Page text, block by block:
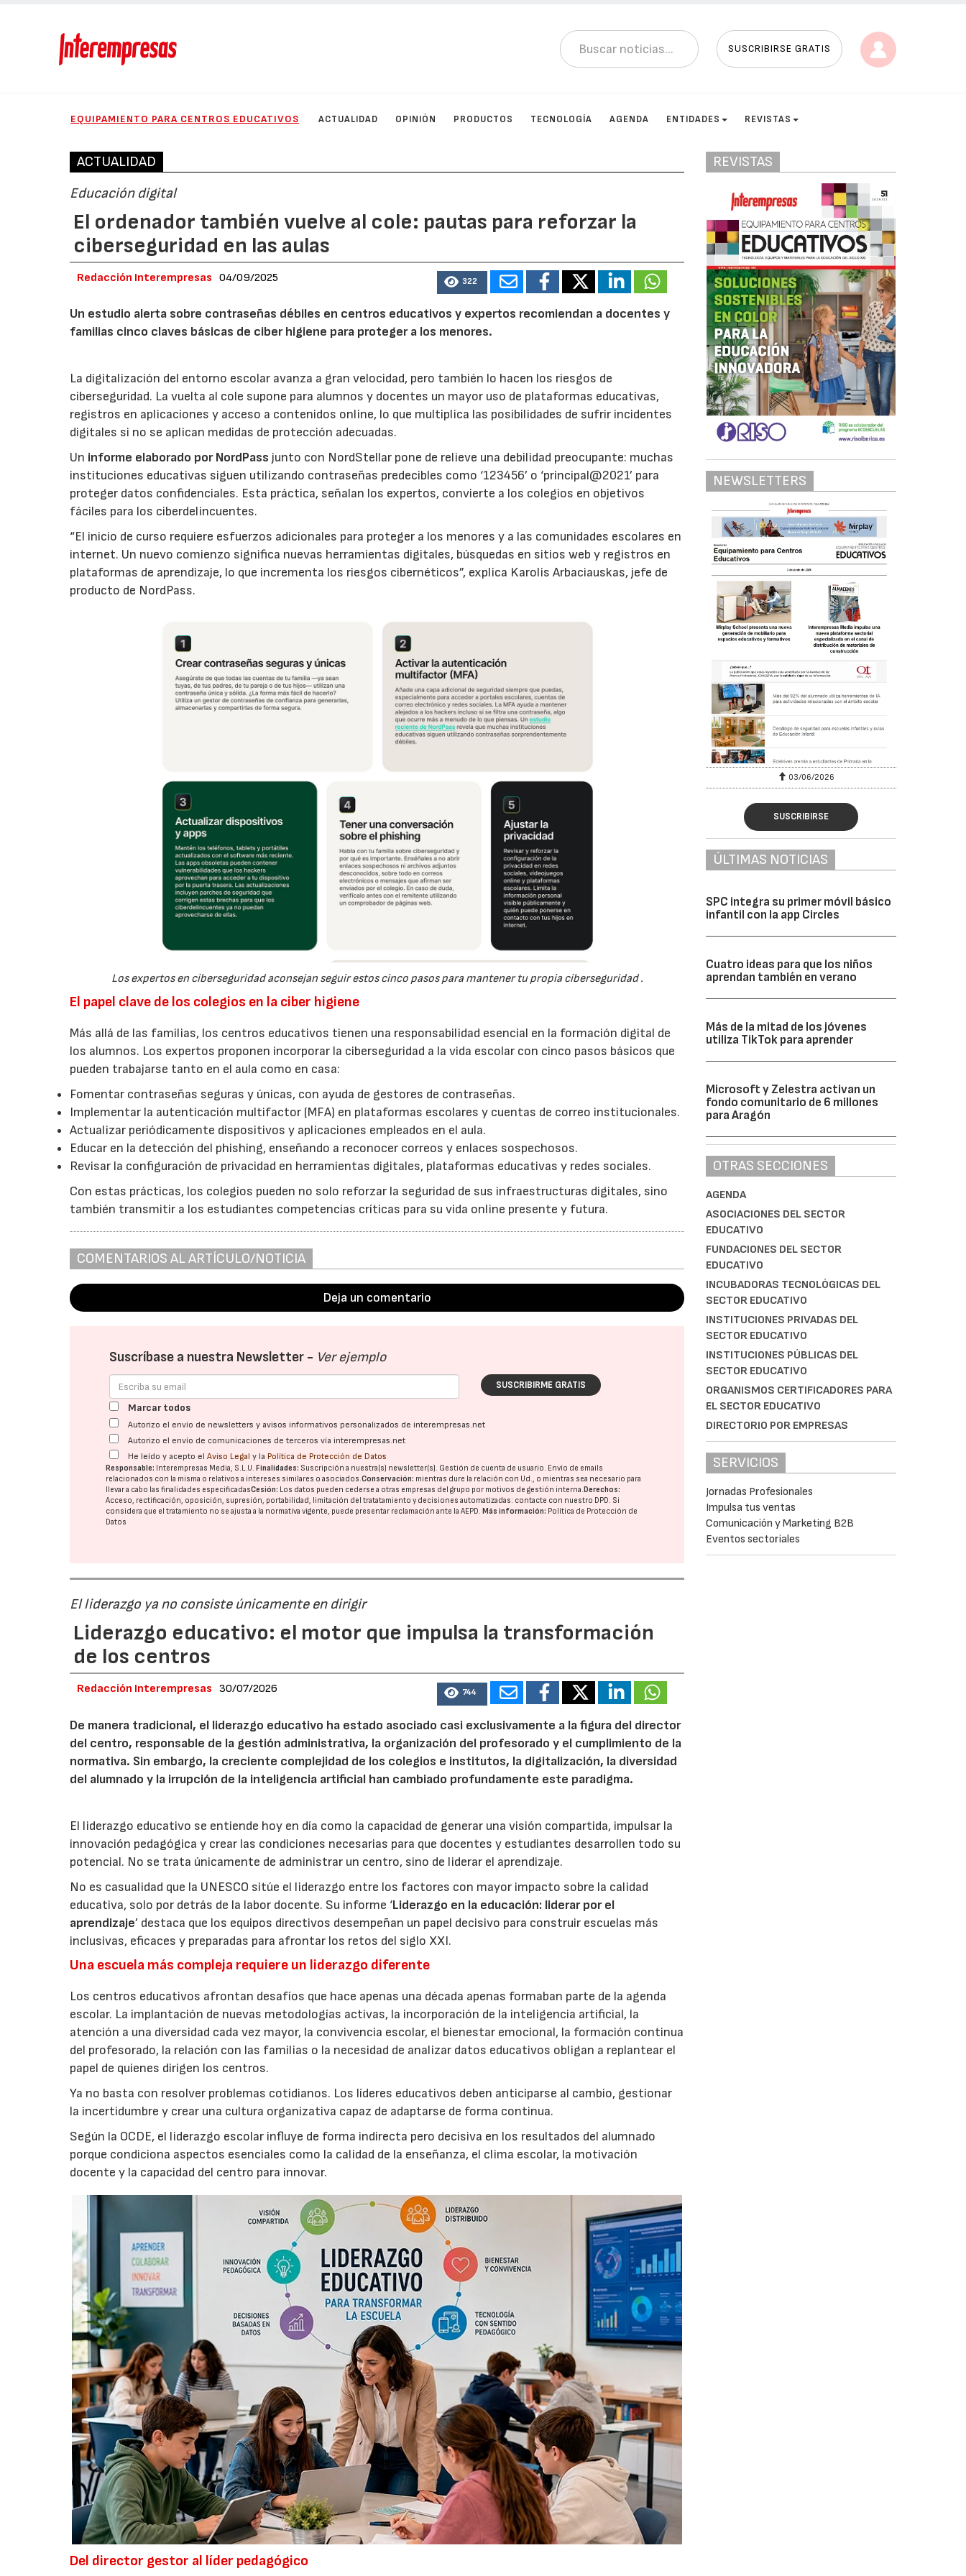
SUSCRIBIRSE GRATIS
EQUIPAMIENTO PARA CENTROS EDUCATIVOS ACTUALIDAD OPINIÓN PRODUCTOS TECNOLOGÍA AGENDA ENTIDADES REVISTAS
ACTUALIDAD
Educación digital
El ordenador también vuelve al cole: pautas para reforzar la
ciberseguridad en las aulas
Redacción Interempresas 04/09/2025 322
Un estudio alerta sobre contraseñas débiles en centros educativos y expertos recomiendan a docentes y
familias cinco claves básicas de ciber higiene para proteger a los menores.
La digitalización del entorno escolar avanza a gran velocidad, pero también lo hacen los riesgos de
ciberseguridad. La vuelta al cole supone para alumnos y docentes un mayor uso de plataformas educativas,
registros en aplicaciones y acceso a contenidos online, lo que multiplica las posibilidades de sufrir incidentes
digitales si no se aplican medidas de protección adecuadas.
Un informe elaborado por NordPass junto con NordStellar pone de relieve una debilidad preocupante: muchas
instituciones educativas siguen utilizando contraseñas predecibles como ‘123456’ o ‘principal@2021’ para
proteger datos confidenciales. Esta práctica, señalan los expertos, convierte a los colegios en objetivos
fáciles para los ciberdelincuentes.
“El inicio de curso requiere esfuerzos adicionales para proteger a los menores y a las comunidades escolares en
internet. Un nuevo comienzo significa nuevas herramientas digitales, búsquedas en sitios web y registros en
plataformas de aprendizaje, lo que incrementa los riesgos cibernéticos”, explica Karolis Arbaciauskas, jefe de
producto de NordPass.
Los expertos en ciberseguridad aconsejan seguir estos cinco pasos para mantener tu propia ciberseguridad .
El papel clave de los colegios en la ciber higiene
Más allá de las familias, los centros educativos tienen una responsabilidad esencial en la formación digital de
los alumnos. Los expertos proponen incorporar la ciberseguridad a la vida escolar con cinco pasos básicos que
pueden trabajarse tanto en el aula como en casa:
Fomentar contraseñas seguras y únicas, con ayuda de gestores de contraseñas.
Implementar la autenticación multifactor (MFA) en plataformas escolares y cuentas de correo institucionales.
Actualizar periódicamente dispositivos y aplicaciones empleados en el aula.
Educar en la detección del phishing, enseñando a reconocer correos y enlaces sospechosos.
Revisar la configuración de privacidad en herramientas digitales, plataformas educativas y redes sociales.
Con estas prácticas, los colegios pueden no solo reforzar la seguridad de sus infraestructuras digitales, sino
también transmitir a los estudiantes competencias críticas para su vida online presente y futura.
COMENTARIOS AL ARTÍCULO/NOTICIA
Deja un comentario
Suscríbase a nuestra Newsletter - Ver ejemplo
SUSCRIBIRME GRATIS
Marcar todos
Autorizo el envío de newsletters y avisos informativos personalizados de interempresas.net
Autorizo el envío de comunicaciones de terceros vía interempresas.net
He leído y acepto elAviso Legal y la Política de Protección de Datos
Responsable: Interempresas Media, S.L.U. Finalidades: Suscripción a nuestra(s) newsletter(s). Gestión de cuenta de usuario. Envío de emails
relacionados con la misma o relativos a intereses similares o asociados.Conservación: mientras dure la relación con Ud., o mientras sea necesario para
llevar a cabo las finalidades especificadasCesión: Los datos pueden cederse a otras empresas del grupo por motivos de gestión interna. Derechos:
Acceso, rectificación, oposición, supresión, portabilidad, limitación del tratatamiento y decisiones automatizadas: contacte con nuestro DPD. Si
considera que el tratamiento no se ajusta a la normativa vigente, puede presentar reclamación ante laAEPD. Más información: Política de Protección de
Datos
El liderazgo ya no consiste únicamente en dirigir
Liderazgo educativo: el motor que impulsa la transformación
de los centros
Redacción Interempresas 30/07/2026 744
De manera tradicional, el liderazgo educativo ha estado asociado casi exclusivamente a la figura del director
del centro, responsable de la gestión administrativa, la organización del profesorado y el cumplimiento de la
normativa. Sin embargo, la creciente complejidad de los colegios e institutos, la digitalización, la diversidad
del alumnado y la irrupción de la inteligencia artificial han cambiado profundamente este paradigma.
El liderazgo educativo se entiende hoy en día como la capacidad de generar una visión compartida, impulsar la
innovación pedagógica y crear las condiciones necesarias para que docentes y estudiantes desarrollen todo su
potencial. No se trata únicamente de administrar un centro, sino de liderar el aprendizaje.
No es casualidad que la UNESCO sitúe el liderazgo entre los factores con mayor impacto sobre la calidad
educativa, solo por detrás de la labor docente. Su informe ‘Liderazgo en la educación: liderar por el
aprendizaje’ destaca que los equipos directivos desempeñan un papel decisivo para construir escuelas más
inclusivas, eficaces y preparadas para afrontar los retos del siglo XXI.
Una escuela más compleja requiere un liderazgo diferente
Los centros educativos afrontan desafíos que hace apenas una década apenas formaban parte de la agenda
escolar. La implantación de nuevas metodologías activas, la incorporación de la inteligencia artificial, la
atención a una diversidad cada vez mayor, la convivencia escolar, el bienestar emocional, la formación continua
del profesorado, la relación con las familias o la necesidad de analizar datos educativos obligan a replantear el
papel de quienes dirigen los centros.
Ya no basta con resolver problemas cotidianos. Los líderes educativos deben anticiparse al cambio, gestionar
la incertidumbre y crear una cultura organizativa capaz de adaptarse de forma continua.
Según la OCDE, el liderazgo escolar influye de forma indirecta pero decisiva en los resultados del alumnado
porque condiciona aspectos esenciales como la calidad de la enseñanza, el clima escolar, la motivación
docente y la capacidad del centro para innovar.
Del director gestor al líder pedagógico
REVISTAS
NEWSLETTERS
03/06/2026
SUSCRIBIRSE
ÚLTIMAS NOTICIAS
SPC integra su primer móvil básico
infantil con la app Circles
Cuatro ideas para que los niños
aprendan también en verano
Más de la mitad de los jóvenes
utiliza TikTok para aprender
Microsoft y Zelestra activan un
fondo comunitario de 6 millones
para Aragón
OTRAS SECCIONES
AGENDA
ASOCIACIONES DEL SECTOR
EDUCATIVO
FUNDACIONES DEL SECTOR
EDUCATIVO
INCUBADORAS TECNOLÓGICAS DEL
SECTOR EDUCATIVO
INSTITUCIONES PRIVADAS DEL
SECTOR EDUCATIVO
INSTITUCIONES PÚBLICAS DEL
SECTOR EDUCATIVO
ORGANISMOS CERTIFICADORES PARA
EL SECTOR EDUCATIVO
DIRECTORIO POR EMPRESAS
SERVICIOS
Jornadas Profesionales
Impulsa tus ventas
Comunicación y Marketing B2B
Eventos sectoriales